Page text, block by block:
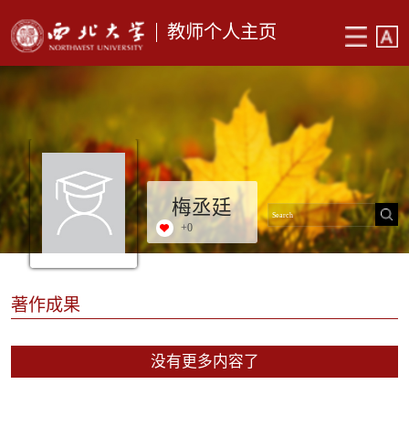
教师个人主页
梅丞廷
+0
著作成果
没有更多内容了